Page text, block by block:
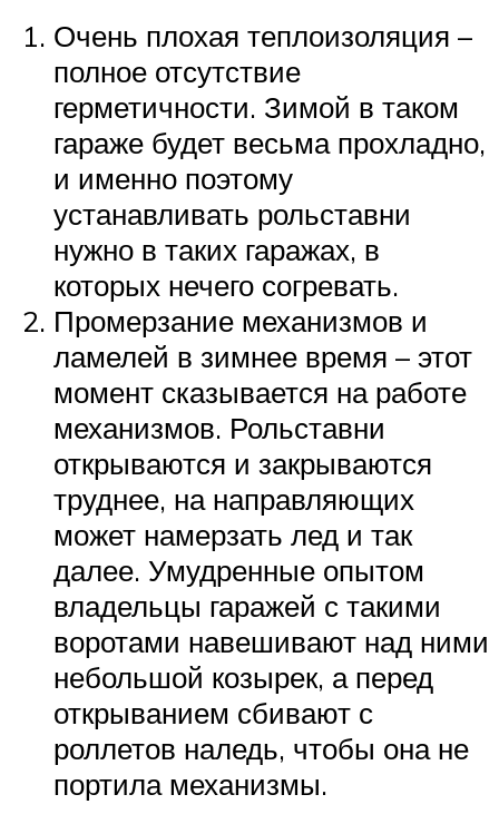
Очень плохая теплоизоляция –
полное отсутствие
герметичности. Зимой в таком
гараже будет весьма прохладно,
и именно поэтому
устанавливать рольставни
нужно в таких гаражах, в
которых нечего согревать.
Промерзание механизмов и
ламелей в зимнее время – этот
момент сказывается на работе
механизмов. Рольставни
открываются и закрываются
труднее, на направляющих
может намерзать лед и так
далее. Умудренные опытом
владельцы гаражей с такими
воротами навешивают над ними
небольшой козырек, а перед
открыванием сбивают с
роллетов наледь, чтобы она не
портила механизмы.